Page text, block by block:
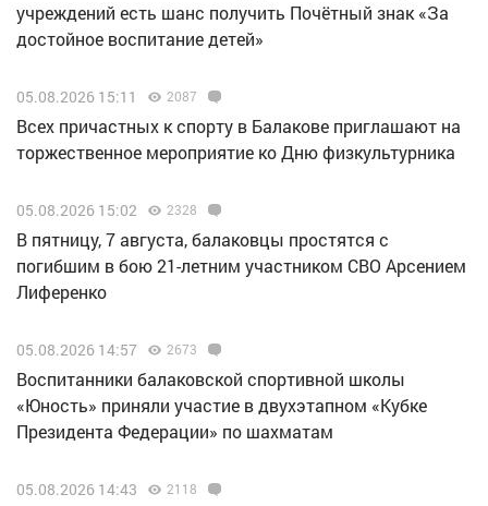
учреждений есть шанс получить Почётный знак «За
достойное воспитание детей»
05.08.2026 15:11 2087
Всех причастных к спорту в Балакове приглашают на
торжественное мероприятие ко Дню физкультурника
05.08.2026 15:02 2328
В пятницу, 7 августа, балаковцы простятся с
погибшим в бою 21-летним участником СВО Арсением
Лиференко
05.08.2026 14:57 2673
Воспитанники балаковской спортивной школы
«Юность» приняли участие в двухэтапном «Кубке
Президента Федерации» по шахматам
05.08.2026 14:43 2118